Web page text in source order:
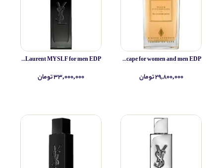
Simone Andreoli Tulum Junglescape for women and men EDP
۲۹,۸۰۰,۰۰۰ تومان
Yves Saint Laurent MYSLF for men EDP
۳۳,۰۰۰,۰۰۰ تومان